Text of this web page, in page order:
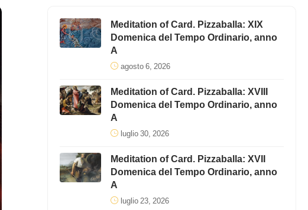
Meditation of Card. Pizzaballa: XIX
Domenica del Tempo Ordinario, anno
A
agosto 6, 2026
Meditation of Card. Pizzaballa: XVIII
Domenica del Tempo Ordinario, anno
A
luglio 30, 2026
Meditation of Card. Pizzaballa: XVII
Domenica del Tempo Ordinario, anno
A
luglio 23, 2026